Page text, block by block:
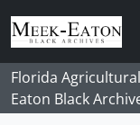
Skip to main content
Florida
Eaton Black